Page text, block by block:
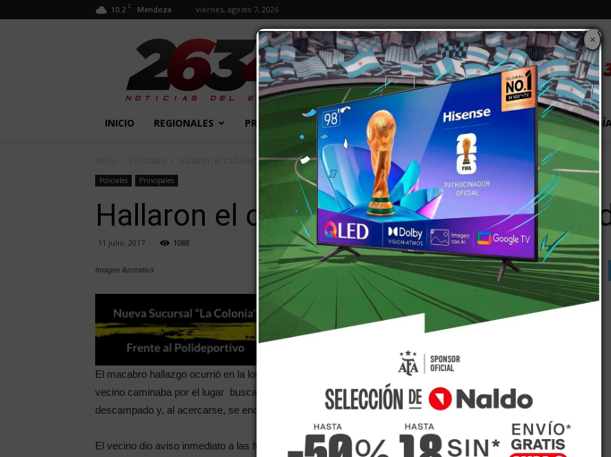
10.2 C Mendoza viernes, agosto 7, 2026
2634
Diario
INICIO REGIONALES PROVINCIALES EXTRA! MUNDO PAÍS EVENTOS
Hallaron el cadáver de un bebe en un descampado
Policiales Principales
Hallaron el cadáver de un bebe en un
11 julio, 2017 1088
Imagen ilustrativa
El macabro hallazgo ocurrió en la localidad de La Primavera -en Guaymallén- cerca de las 16 cuando un
vecino caminaba por el lugar buscando leña y
observó como una jauría de perros comía algo en un
descampado y, al acercarse, se encontró con el macabro panorama.
El vecino dio aviso inmediato a las fuerzas de seguridad, quienes al llegar al lugar constataron que se
×